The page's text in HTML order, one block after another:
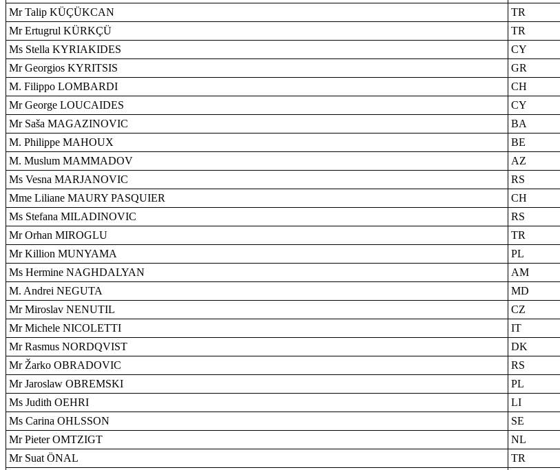
Mr Talip KÜÇÜKCAN
TR
Mr Ertugrul KÜRKÇÜ
TR
Ms Stella KYRIAKIDES
CY
Mr Georgios KYRITSIS
GR
M. Filippo LOMBARDI
CH
Mr George LOUCAIDES
CY
Mr Saša MAGAZINOVIC
BA
M. Philippe MAHOUX
BE
M. Muslum MAMMADOV
AZ
Ms Vesna MARJANOVIC
RS
Mme Liliane MAURY PASQUIER
CH
Ms Stefana MILADINOVIC
RS
Mr Orhan MIROGLU
TR
Mr Killion MUNYAMA
PL
Ms Hermine NAGHDALYAN
AM
M. Andrei NEGUTA
MD
Mr Miroslav NENUTIL
CZ
Mr Michele NICOLETTI
IT
Mr Rasmus NORDQVIST
DK
Mr Žarko OBRADOVIC
RS
Mr Jaroslaw OBREMSKI
PL
Ms Judith OEHRI
LI
Ms Carina OHLSSON
SE
Mr Pieter OMTZIGT
NL
Mr Suat ÖNAL
TR